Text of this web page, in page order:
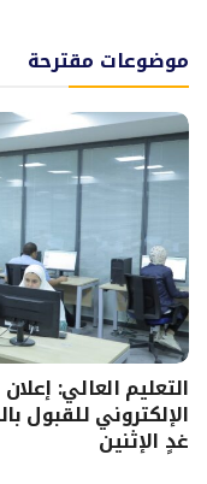
موضوعات مقترحة
التعليم العالي:
الإلكتروني للقبول
غدٍ الإثنين